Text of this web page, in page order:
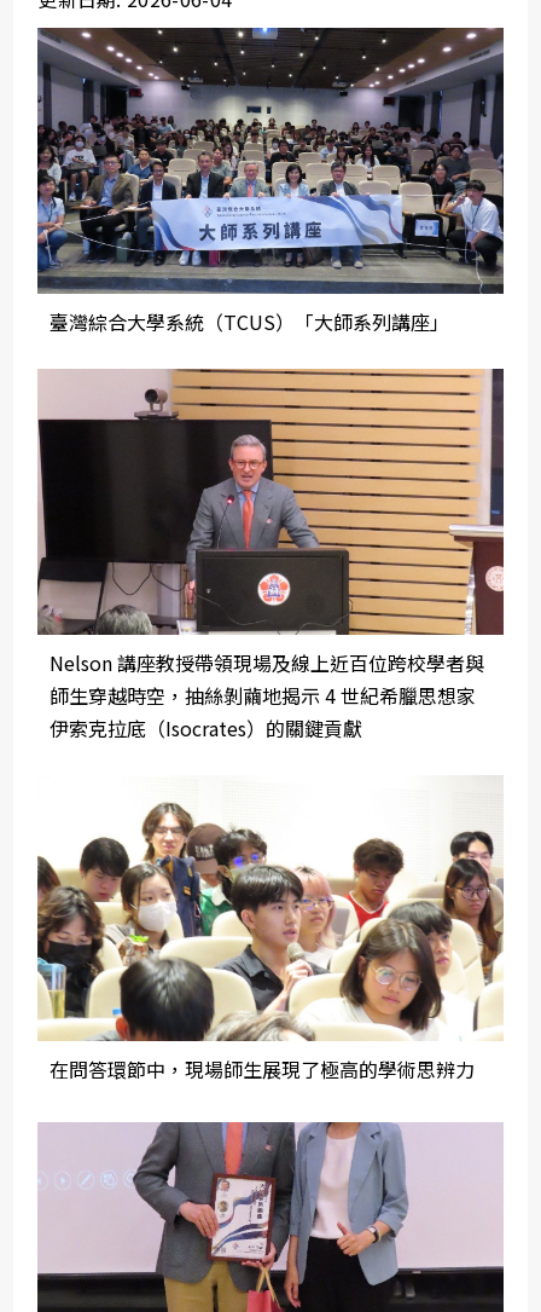
臺灣綜合大學系統（TCUS）「大師系列講座」
Nelson 講座教授帶領現場及線上近百位跨校學者與
師生穿越時空，抽絲剝繭地揭示 4 世紀希臘思想家
伊索克拉底（Isocrates）的關鍵貢獻
在問答環節中，現場師生展現了極高的學術思辨力